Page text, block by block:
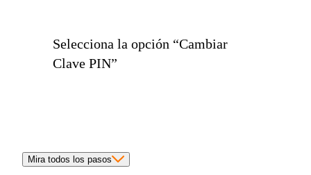
Selecciona la opción “Cambiar
Clave PIN”
Mira todos los pasos